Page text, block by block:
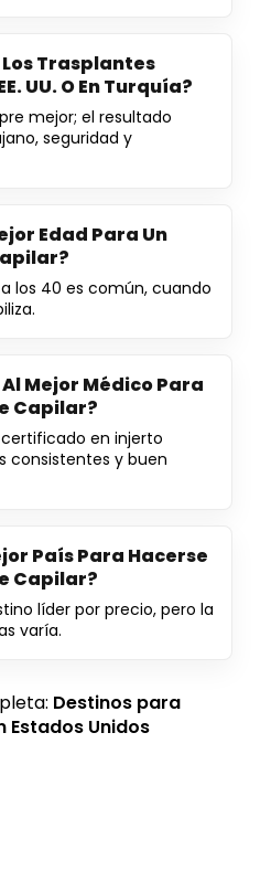
Los Trasplantes
UU. O En Turquía?
mejor; el resultado
seguridad y
Edad Para Un
los 40 es común, cuando
Mejor Médico Para
Capilar?
en injerto
consistentes y buen
País Para Hacerse
Capilar?
líder por precio, pero la
varía.
Destinos para
Unidos